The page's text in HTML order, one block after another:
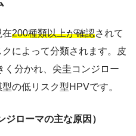
在200種類以上が確認されて
によって分類されます。皮
く分かれ、尖圭コンジロー
の低リスク型HPVです。
ローマの主な原因）